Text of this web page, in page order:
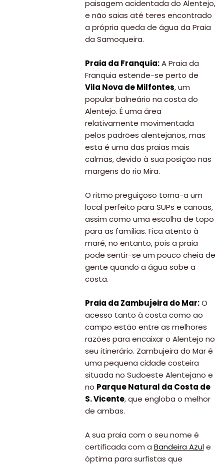
paisagem acidentada do Alentejo,
e não saias até teres encontrado
a própria queda de água da Praia
da Samoqueira.
Praia da Franquia:A Praia da
Franquia estende-se perto de
Vila Nova de Milfontes, um
popular balneário na costa do
Alentejo. É uma área
relativamente movimentada
pelos padrões alentejanos, mas
esta é uma das praias mais
calmas, devido à sua posição nas
margens do rio Mira.
O ritmo preguiçoso torna-a um
local perfeito para SUPs e canoas,
assim como uma escolha de topo
para as famílias. Fica atento à
maré, no entanto, pois a praia
pode sentir-se um pouco cheia de
gente quando a água sobe a
costa.
Praia da Zambujeira do Mar:O
acesso tanto à costa como ao
campo estão entre as melhores
razões para encaixar o Alentejo no
seu itinerário. Zambujeira do Mar é
uma pequena cidade costeira
situada no Sudoeste Alentejano e
no Parque Natural da Costa de
S. Vicente, que engloba o melhor
de ambas.
A sua praia com o seu nome é
certificada com a Bandeira Azule
óptima para surfistas que